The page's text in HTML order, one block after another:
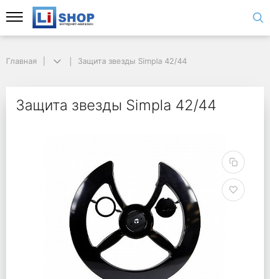
Главная Защита звезды Simpla 42/44
Защита звезды Simpla 42/44